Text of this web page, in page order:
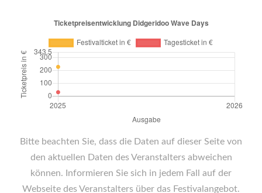
Bitte beachten Sie, dass die Daten auf dieser Seite von
den aktuellen Daten des Veranstalters abweichen
können. Informieren Sie sich in jedem Fall auf der
Webseite des Veranstalters über das Festivalangebot.